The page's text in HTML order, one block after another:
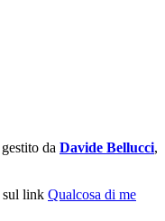
da Davide Bellucci,
sul link Qualcosa di me